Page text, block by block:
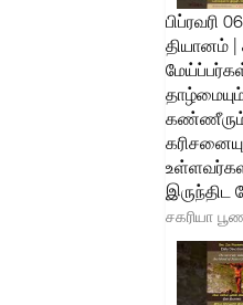
பிப்ரவரி
தியானம்
இருந்திட
சகரியா